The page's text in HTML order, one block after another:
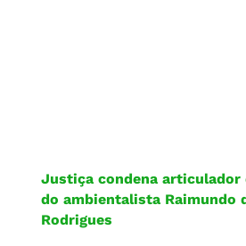
Justiça condena articulador
do ambientalista Raimundo
Rodrigues